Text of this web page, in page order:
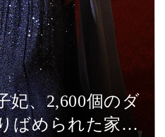
シッププログラム
機能と特典を無料で楽し
規会員登録
妃、2,600個のダ
ばめられた家宝